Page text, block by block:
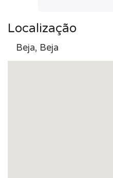
Localização
Beja, Beja